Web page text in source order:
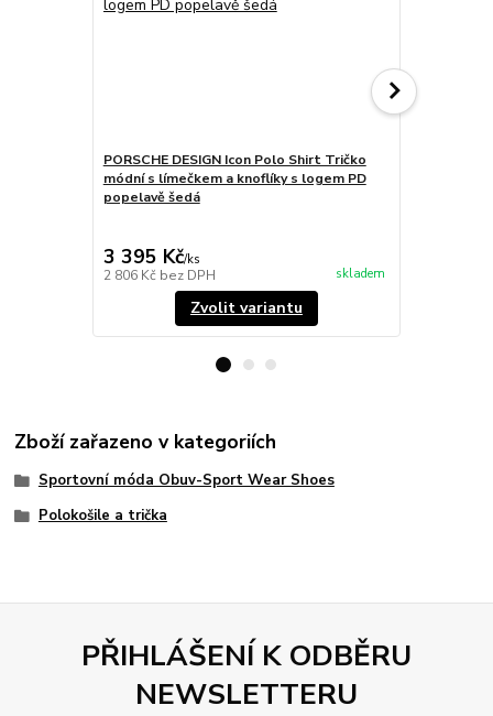
PORSCHE DESIGN Icon Polo Shirt Tričko
módní s límečkem a knoflíky s logem PD
popelavě šedá
3 395 Kč/ks
2 806 Kč bez DPH skladem
Zvolit variantu
Zboží zařazeno v kategoriích
Sportovní móda Obuv-Sport Wear Shoes
Polokošile a trička
PŘIHLÁŠENÍ K ODBĚRU
NEWSLETTERU